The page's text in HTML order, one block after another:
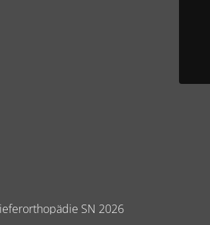
SN 2026